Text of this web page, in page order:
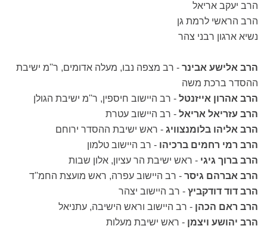
הרב יעקב אריאל
הרב הראשי לרמת גן
נשיא ארגון רבני צהר
הרב אלישע אבינר - רב מצפה נבו, מעלה אדומים, ר''מ ישיבת
ההסדר ברכת משה
הרב אהרון אייזנטל - רב היישוב חיספין, ר''מ ישיבת הגולן
הרב עזריאל אריאל - רב היישוב עטרת
הרב אליהו בלומנצוויג - ראש ישיבת ההסדר ירוחם
הרב רמי רחמים ברכיהו - רב היישוב טלמון
הרב ברוך גיגי - ראש ישיבת הר עציון, אלון שבות
הרב אברהם גיסר - רב היישוב עפרה, ראש מועצת החמ''ד
הרב דוד דודקביץ - רב היישוב יצהר
הרב ראם הכהן - רב היישוב וראש הישיבה, עתניאל
הרב יהושע ויצמן - ראש ישיבת מעלות